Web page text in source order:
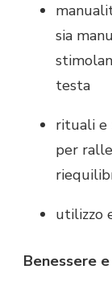
sia
testa
rituali e
per
utilizzo
Benessere